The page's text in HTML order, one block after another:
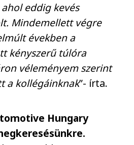
eddig kevés
Mindemellett végre
években a
kényszerű túlóra
véleményem szerint
a kollégáinknak”- írta.
Hungary